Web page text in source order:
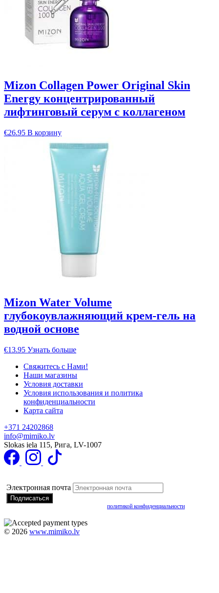
Mizon Collagen Power Original Skin
Energy концентрированный
лифтинговый серум с коллагеном
€26.95 В корзину
Mizon Water Volume
глубокоувлажняющий крем-гель на
водной основе
€13.95 Узнать больше
Свяжитесь с Нами!
Наши магазины
Условия доставки
Условия использования и политика
конфиденциальности
Карта сайта
+371 24202868
info@mimiko.lv
Slokas iela 115, Рига, LV-1007
Электронная почта
политикой конфиденциальности
© 2026 www.mimiko.lv